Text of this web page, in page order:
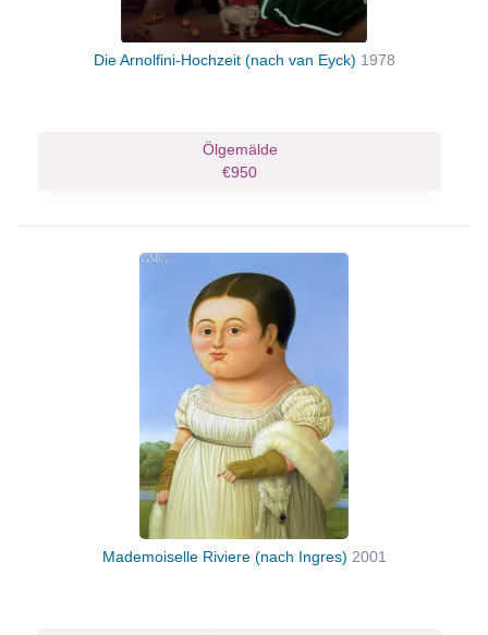
Die Arnolfini-Hochzeit (nach van Eyck) 1978
Ölgemälde
€950
Mademoiselle Riviere (nach Ingres) 2001